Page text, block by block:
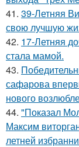
41. 39-Летняя
свою лучшую
42. 17-Летняя
стала мамой.
43.
сафарова
нового
44. "Показал
Максим
летней